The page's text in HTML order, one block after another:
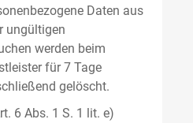
Daten aus
ungültigen
werden beim
für 7 Tage
gelöscht.
6 Abs. 1 S. 1 lit. e)